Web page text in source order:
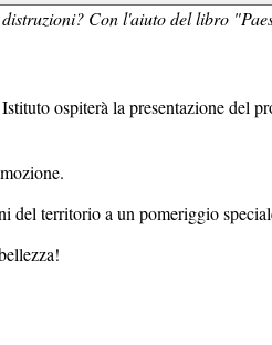
Con l'aiuto del libro
Istituto ospiterà la presentazione del
territorio a un pomeriggio